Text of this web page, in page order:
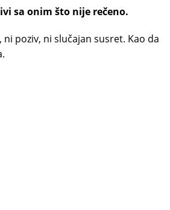
sa onim što nije rečeno.
poziv, ni slučajan susret. Kao da